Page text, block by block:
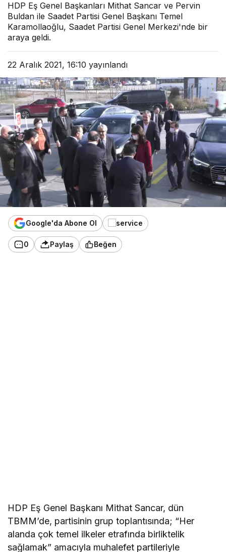
HDP Eş Genel Başkanları Mithat Sancar ve Pervin
Buldan ile Saadet Partisi Genel Başkanı Temel
Karamollaoğlu, Saadet Partisi Genel Merkezi'nde bir
araya geldi.
22 Aralık 2021, 16:10 yayınlandı
Google'da Abone Ol
0 Paylaş Beğen
HDP Eş Genel Başkanı Mithat Sancar, dün
TBMM’de, partisinin grup toplantısında; “Her
alanda çok temel ilkeler etrafında birliktelik
sağlamak” amacıyla muhalefet partileriyle